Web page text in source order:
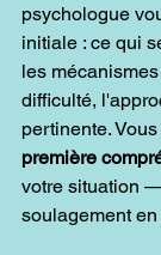
psychologue
initiale : ce qui
les
difficulté,
pertinente.
première
votre situation
soulagement en